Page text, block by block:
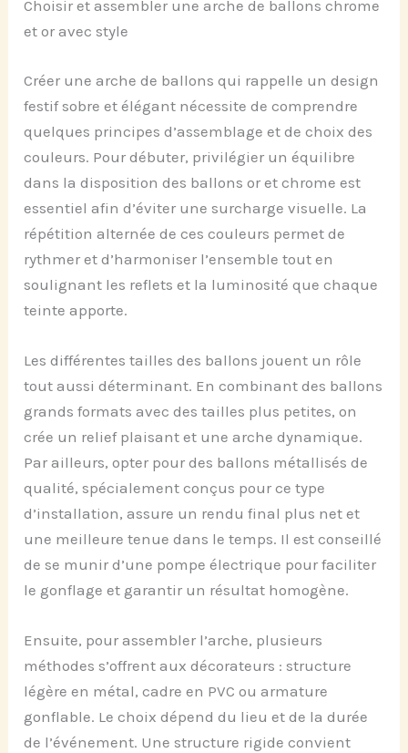
Choisir et assembler une arche de ballons chrome
et or avec style
Créer une arche de ballons qui rappelle un design
festif sobre et élégant nécessite de comprendre
quelques principes d’assemblage et de choix des
couleurs. Pour débuter, privilégier un équilibre
dans la disposition des ballons or et chrome est
essentiel afin d’éviter une surcharge visuelle. La
répétition alternée de ces couleurs permet de
rythmer et d’harmoniser l’ensemble tout en
soulignant les reflets et la luminosité que chaque
teinte apporte.
Les différentes tailles des ballons jouent un rôle
tout aussi déterminant. En combinant des ballons
grands formats avec des tailles plus petites, on
crée un relief plaisant et une arche dynamique.
Par ailleurs, opter pour des ballons métallisés de
qualité, spécialement conçus pour ce type
d’installation, assure un rendu final plus net et
une meilleure tenue dans le temps. Il est conseillé
de se munir d’une pompe électrique pour faciliter
le gonflage et garantir un résultat homogène.
Ensuite, pour assembler l’arche, plusieurs
méthodes s’offrent aux décorateurs : structure
légère en métal, cadre en PVC ou armature
gonflable. Le choix dépend du lieu et de la durée
de l’événement. Une structure rigide convient